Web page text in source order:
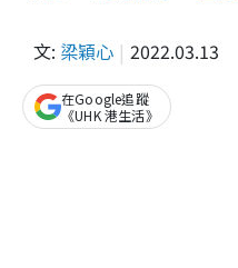
文: 梁穎心 2022.03.13
在Google追蹤
《UHK 港生活》